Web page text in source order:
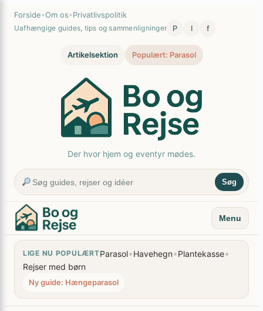
Spring
Forside•Om os• Privatlivspolitik
Uafhængige guides, tips og sammenligninger P I f
Artikelsektion Populært: Parasol
Der hvor hjem og eventyr mødes.
Søg
Menu
LIGE NU POPULÆRTParasol•Havehegn•Plantekasse•
Rejser med børn
Ny guide: Hængeparasol